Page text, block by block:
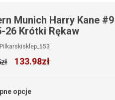
Munich Harry Kane
26 Krótki Rękaw
133.98zł
opcje